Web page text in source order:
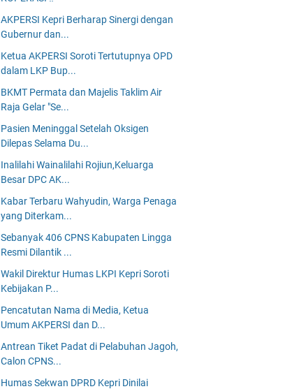
AKPERSI Kepri Berharap Sinergi dengan
Gubernur dan...
Ketua AKPERSI Soroti Tertutupnya OPD
dalam LKP Bup...
BKMT Permata dan Majelis Taklim Air
Raja Gelar "Se...
Pasien Meninggal Setelah Oksigen
Dilepas Selama Du...
Inalilahi Wainalilahi Rojiun,Keluarga
Besar DPC AK...
Kabar Terbaru Wahyudin, Warga Penaga
yang Diterkam...
Sebanyak 406 CPNS Kabupaten Lingga
Resmi Dilantik ...
Wakil Direktur Humas LKPI Kepri Soroti
Kebijakan P...
Pencatutan Nama di Media, Ketua
Umum AKPERSI dan D...
Antrean Tiket Padat di Pelabuhan Jagoh,
Calon CPNS...
Humas Sekwan DPRD Kepri Dinilai